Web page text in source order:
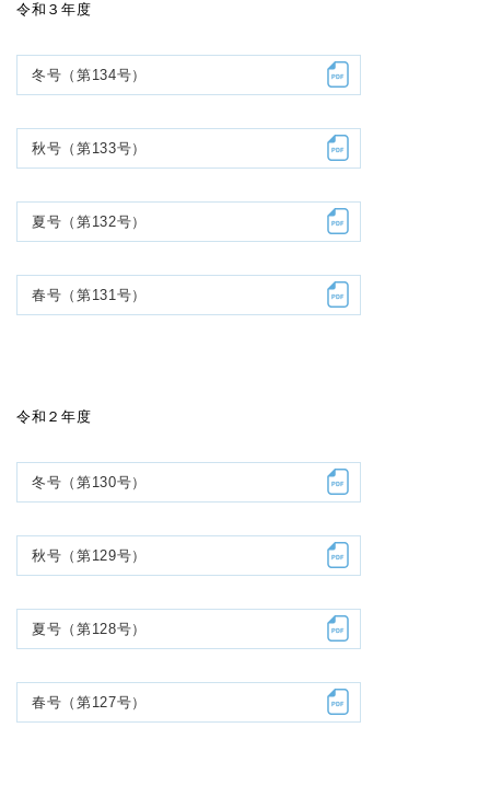
令和３年度
冬号（第134号）
秋号（第133号）
夏号（第132号）
春号（第131号）
令和２年度
冬号（第130号）
秋号（第129号）
夏号（第128号）
春号（第127号）